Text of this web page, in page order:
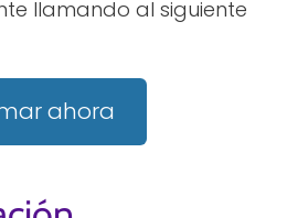
llamando al siguiente
ahora